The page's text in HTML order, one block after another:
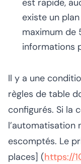
est rapide,
existe un
maximum de
informations
Il y a une
règles de table
configurés. Si la
l’automatisation
escomptés. Le
places] (https://